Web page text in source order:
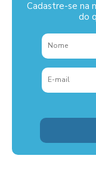
Cadastre-se na
do